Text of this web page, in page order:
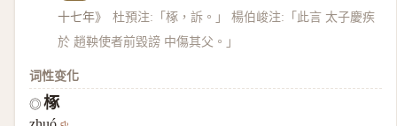
十七年》
杜預注:「椓，訴。」 楊伯峻注:「此言 太子慶疾
於 趙鞅使者前毀謗 中傷其父。」
词性变化
◎ 椓